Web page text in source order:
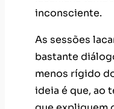
inconsciente.
As sessões
bastante
menos rígido
ideia é que, ao